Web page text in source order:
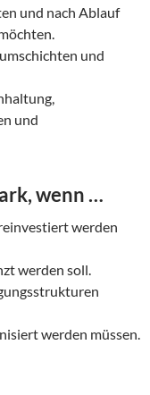
und nach Ablauf
und
und
wenn …
werden
werden soll.
werden müssen.